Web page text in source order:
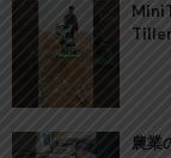
農業